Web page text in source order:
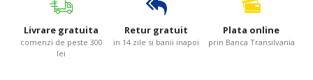
Livrare gratuita
comenzi de peste 300
lei
Retur gratuit
in 14 zile si banii inapoi
Plata online
prin Banca Transilvania